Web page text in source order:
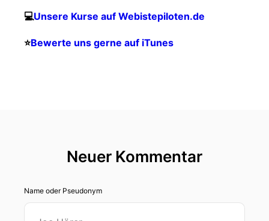
💻Unsere Kurse auf Webistepiloten.de
⭐️Bewerte uns gerne auf iTunes
Neuer Kommentar
Name oder Pseudonym